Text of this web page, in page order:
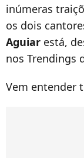
inúmeras
os dois
Aguiar está,
nos Trendings
Vem entender